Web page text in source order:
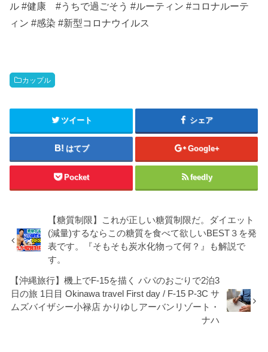
ル #健康 #うちで過ごそう #ルーティン #コロナルーテ
ィン #感染 #新型コロナウイルス
カップル
ツイート シェア
はてブ Google+
Pocket feedly
【糖質制限】これが正しい糖質制限だ。ダイエット
(減量)するならこの糖質を食べて欲しいBEST３を発
表です。『そもそも炭水化物って何？』も解説で
す。
【沖縄旅行】機上でF-15を描く パパのおごりで2泊3
日の旅 1日目 Okinawa travel First day / F-15 P-3C サ
ムズバイザシー小禄店 かりゆしアーバンリゾート・
ナハ